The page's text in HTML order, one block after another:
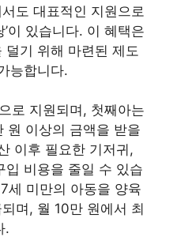
도 대표적인 지원으로
’이 있습니다. 이 혜택은
덜기 위해 마련된 제도
능합니다.
로 지원되며, 첫째아는
이상의 금액을 받을
이후 필요한 기저귀,
입 비용을 줄일 수 있습
세 미만의 아동을 양육
며, 월 10만 원에서 최
.